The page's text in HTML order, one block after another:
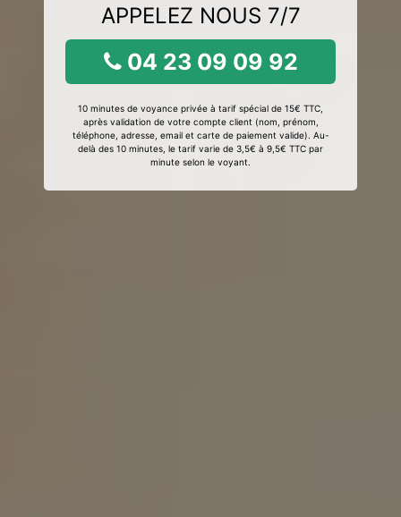
APPELEZ NOUS 7/7
04 23 09 09 92
10 minutes de voyance privée à tarif spécial de 15€ TTC,
après validation de votre compte client (nom, prénom,
téléphone, adresse, email et carte de paiement valide). Au-
delà des 10 minutes, le tarif varie de 3,5€ à 9,5€ TTC par
minute selon le voyant.